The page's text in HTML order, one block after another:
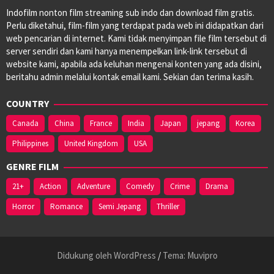
Indofilm nonton film streaming sub indo dan download film gratis.
Perlu diketahui, film-film yang terdapat pada web ini didapatkan dari
web pencarian di internet. Kami tidak menyimpan file film tersebut di
server sendiri dan kami hanya menempelkan link-link tersebut di
website kami, apabila ada keluhan mengenai konten yang ada disini,
beritahu admin melalui kontak email kami. Sekian dan terima kasih.
COUNTRY
Canada China France India Japan jepang
Korea
Philippines
United Kingdom USA
GENRE FILM
21+ Action Adventure Comedy Crime
Drama
Horror
Romance Semi Jepang Thriller
Didukung oleh WordPress / Tema: Muvipro